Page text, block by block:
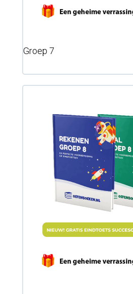
Groep 7